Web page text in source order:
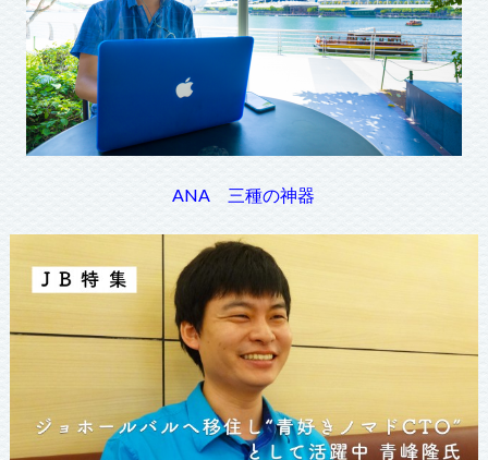
ANA 三種の神器